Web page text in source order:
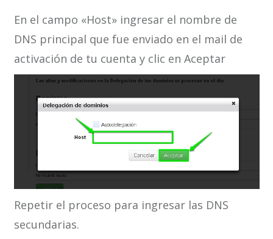
En el campo «Host» ingresar el nombre de
DNS principal que fue enviado en el mail de
activación de tu cuenta y clic en Aceptar
Repetir el proceso para ingresar las DNS
secundarias.